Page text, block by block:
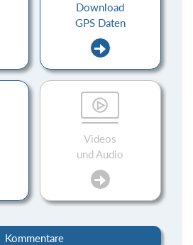
Download
GPS Daten
Videos
und Audio
Kommentare